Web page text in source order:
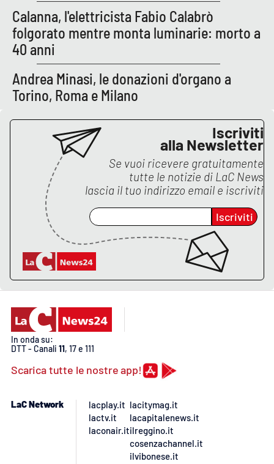
Crotone
Vibo Valentia
Reggio Calabria
Lamezia Terme
PROGETTI
SPECIALI
Buona Sanità Calabria
LA
CALABRIAVISIONE
Eventi
Calanna, l'elettricista Fabio Calabrò
folgorato mentre monta luminarie: morto a
40 anni
Andrea Minasi, le donazioni d'organo a
Torino, Roma e Milano
Iscriviti
alla Newsletter
Se vuoi ricevere gratuitamente
tutte le notizie di LaC News
lascia il tuo indirizzo email e iscriviti
Iscriviti
In onda su:
DTT - Canali 11, 17 e 111
Scarica tutte le nostre app!
LaC Network
lacplay.it
lactv.it
laconair.it
lacitymag.it
lacapitalenews.it
ilreggino.it
cosenzachannel.it
ilvibonese.it